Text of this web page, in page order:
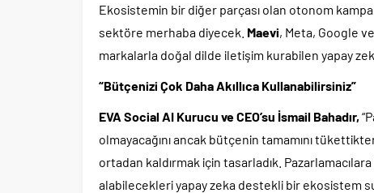
Ekosistemin bir diğer parçası olan otonom
sektöre merhaba diyecek. Maevi, Meta, Google
markalarla doğal dilde iletişim kurabilen yapay
“Bütçenizi Çok Daha Akıllıca Kullanabilirsiniz”
EVA Social AI Kurucu ve CEO’su İsmail Bahadır,
olmayacağını ancak bütçenin tamamını
ortadan kaldırmak için tasarladık.
alabilecekleri yapay zeka destekli bir ekosistem